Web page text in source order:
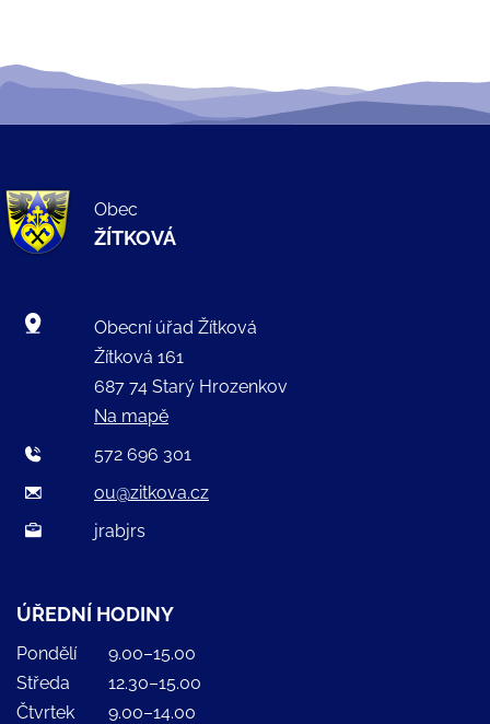
Obec
ŽÍTKOVÁ
Obecní úřad Žítková
Žítková 161
687 74 Starý Hrozenkov
Na mapě
572 696 301
ou@zitkova.cz
jrabjrs
ÚŘEDNÍ HODINY
Pondělí
9.00–15.00
Středa
12.30–15.00
Čtvrtek
9.00–14.00